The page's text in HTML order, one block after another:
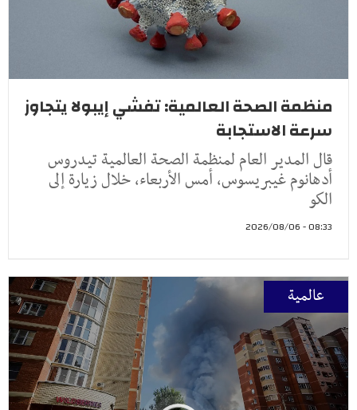
منظمة الصحة العالمية: تفشي إيبولا يتجاوز
سرعة الاستجابة
قال المدير العام لمنظمة الصحة العالمية تيدروس
أدهانوم غيبريسوس، أمس الأربعاء، خلال زيارة إلى
الكو
08:33 - 2026/08/06
عالمية